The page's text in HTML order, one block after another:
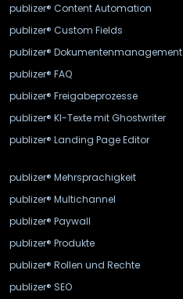
publizer® Content Automation
publizer® Custom Fields
publizer® Dokumentenmanagement
publizer® FAQ
publizer® Freigabeprozesse
publizer® KI-Texte mit Ghostwriter
publizer® Landing Page Editor
publizer® Mehrsprachigkeit
publizer® Multichannel
publizer® Paywall
publizer® Produkte
publizer® Rollen und Rechte
publizer® SEO